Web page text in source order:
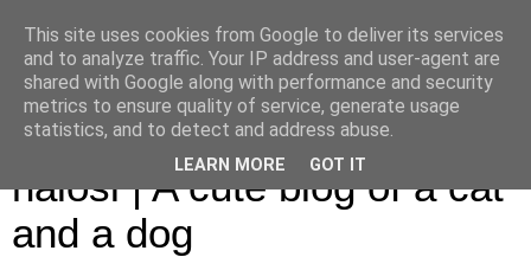
Sfaturi pentru caini si pisici
haiosi | A cute blog of a cat
and a dog
This site uses cookies from Google to deliver its services
and to analyze traffic. Your IP address and user-agent are
shared with Google along with performance and security
metrics to ensure quality of service, generate usage
statistics, and to detect and address abuse.
LEARN MORE GOT IT